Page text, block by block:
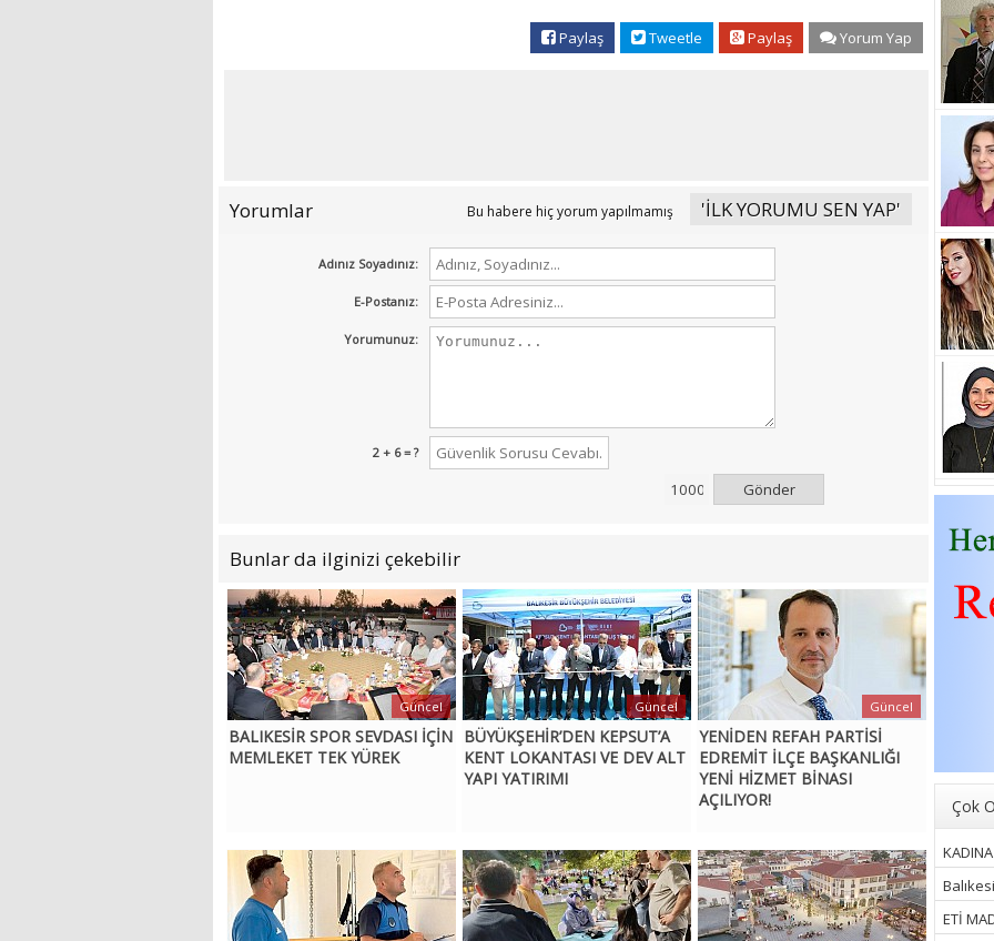
Çok
ETİ
Paylaş Tweetle Paylaş Yorum Yap
Yorumlar Bu habere hiç yorum yapılmamış 'İLK YORUMU SEN YAP'
Adınız Soyadınız:
E-Postanız:
Yorumunuz:
2 + 6 = ?
Gönder
Bunlar da ilginizi çekebilir
BALIKESİR SPOR SEVDASI İÇİN
MEMLEKET TEK YÜREK
Güncel
BÜYÜKŞEHİR’DEN KEPSUT’A
KENT LOKANTASI VE DEV ALT
YAPI YATIRIMI
Güncel
YENİDEN REFAH PARTİSİ
EDREMİT İLÇE BAŞKANLIĞI
YENİ HİZMET BİNASI
AÇILIYOR!
Güncel